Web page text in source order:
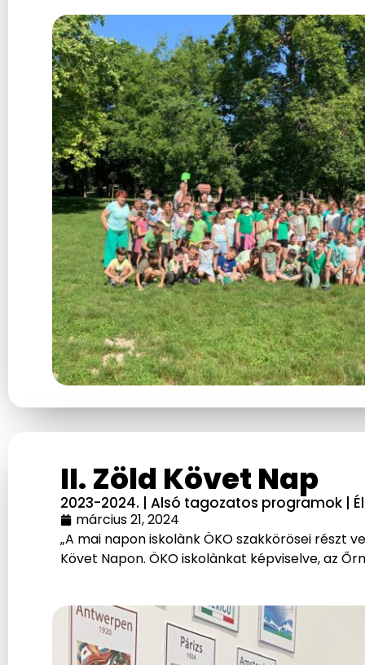
II. Zöld Követ Nap
2023-2024. | Alsó tagozatos programok|
március 21, 2024
„A mai napon iskolànk ÖKO szakkörösei részt
Követ Napon. ÖKO iskolànkat képviselve, az